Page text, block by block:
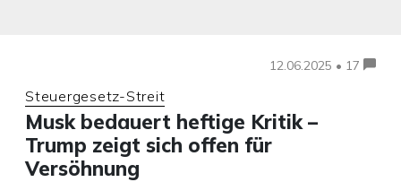
12.06.2025 • 17
Steuergesetz-Streit
Musk bedauert heftige Kritik –
Trump zeigt sich offen für
Versöhnung